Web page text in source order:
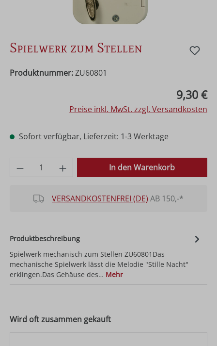
Spielwerk zum Stellen
Produktnummer:ZU60801
9,30 €
Preise inkl. MwSt. zzgl. Versandkosten
Sofort verfügbar, Lieferzeit: 1-3 Werktage
Produkt Anzahl: Gib den gewünschten
In den Warenkorb
VERSANDKOSTENFREI (DE) AB 150,-*
Produktbeschreibung
Spielwerk mechanisch zum Stellen ZU60801Das
mechanische Spielwerk lässt die Melodie "Stille Nacht"
erklingen.Das Gehäuse des… Mehr
Wird oft zusammen gekauft